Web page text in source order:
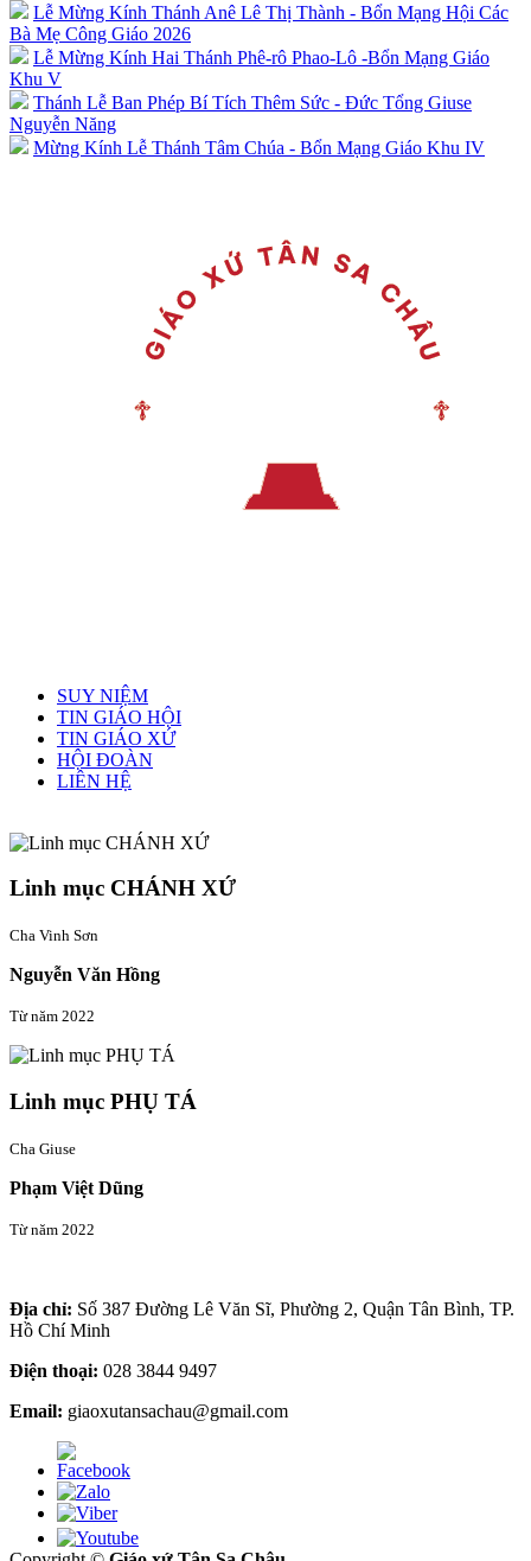
Lễ Mừng Kính Thánh Anê Lê Thị Thành - Bổn Mạng Hội Các
Bà Mẹ Công Giáo 2026
Lễ Mừng Kính Hai Thánh Phê-rô Phao-Lô -Bổn Mạng Giáo
Khu V
Thánh Lễ Ban Phép Bí Tích Thêm Sức - Đức Tổng Giuse
Nguyễn Năng
Mừng Kính Lễ Thánh Tâm Chúa - Bổn Mạng Giáo Khu IV
SUY NIỆM
TIN GIÁO HỘI
TIN GIÁO XỨ
HỘI ĐOÀN
LIÊN HỆ
Linh mục CHÁNH XỨ
Cha Vinh Sơn
Nguyễn Văn Hồng
Từ năm 2022
Linh mục PHỤ TÁ
Cha Giuse
Phạm Việt Dũng
Từ năm 2022
Địa chỉ: Số 387 Đường Lê Văn Sĩ, Phường 2, Quận Tân Bình, TP.
Hồ Chí Minh
Điện thoại: 028 3844 9497
Email: giaoxutansachau@gmail.com